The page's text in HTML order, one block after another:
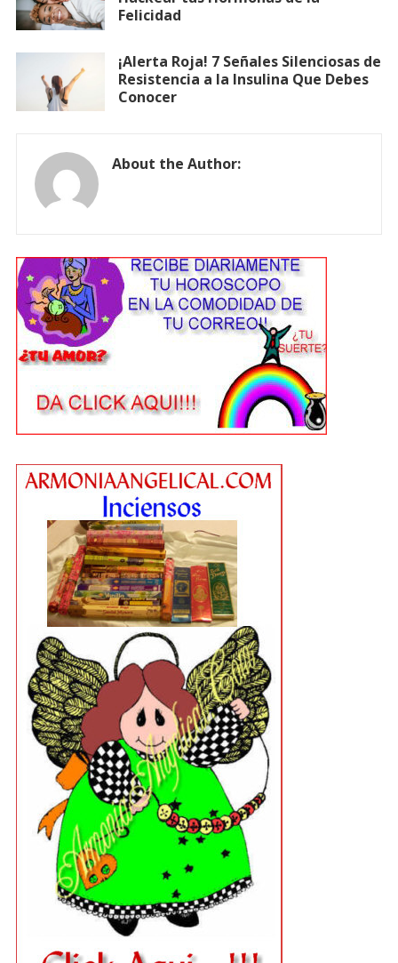
Felicidad
¡Alerta Roja! 7 Señales Silenciosas de
Resistencia a la Insulina Que Debes
Conocer
About the Author: